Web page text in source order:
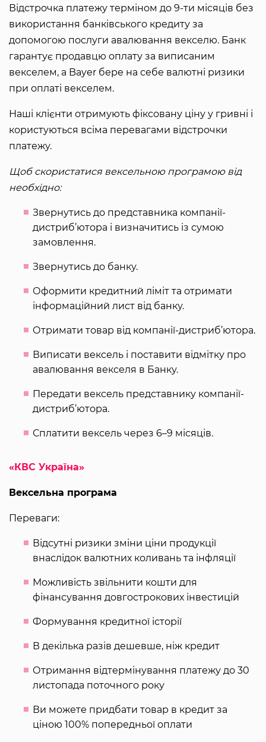
Відстрочка платежу терміном до 9-ти місяців без
використання банківського кредиту за
допомогою послуги авалювання векселю. Банк
гарантує продавцю оплату за виписаним
векселем, а Bayer бере на себе валютні ризики
при оплаті векселем.
Наші клієнти отримують фіксовану ціну у гривні і
користуються всіма перевагами відстрочки
платежу.
Щоб скористатися вексельною програмою від
необхідно:
Звернутись до представника компанії-
дистриб’ютора і визначитись із сумою
замовлення.
Звернутись до банку.
Оформити кредитний ліміт та отримати
інформаційний лист від банку.
Отримати товар від компанії-дистриб’ютора.
Виписати вексель і поставити відмітку про
авалювання векселя в Банку.
Передати вексель представнику компанії-
дистриб’ютора.
Сплатити вексель через 6–9 місяців.
«КВС Україна»
Вексельна програма
Переваги:
Відсутні ризики зміни ціни продукції
внаслідок валютних коливань та інфляції
Можливість звільнити кошти для
фінансування довгострокових інвестицій
Формування кредитної історії
В декілька разів дешевше, ніж кредит
Отримання відтермінування платежу до 30
листопада поточного року
Ви можете придбати товар в кредит зa
ціною 100% попередньої оплати